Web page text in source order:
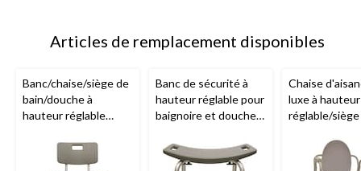
Articles de remplacement disponibles
Banc/chaise/siège de
bain/douche à
hauteur réglable
dossier et poignées,
gris, 36 à 53 cm (14 à
Banc de sécurité à
hauteur réglable pour
baignoire et douche
poignées intégrées,
gris, hauteur de 36 à
Chaise
luxe à hauteur
réglable/
avec
accoudoirs,